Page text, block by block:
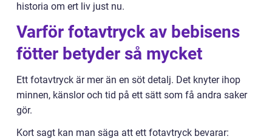
historia om ert liv just nu.
Varför fotavtryck av bebisens
fötter betyder så mycket
Ett fotavtryck är mer än en söt detalj. Det knyter ihop
minnen, känslor och tid på ett sätt som få andra saker
gör.
Kort sagt kan man säga att ett fotavtryck bevarar: